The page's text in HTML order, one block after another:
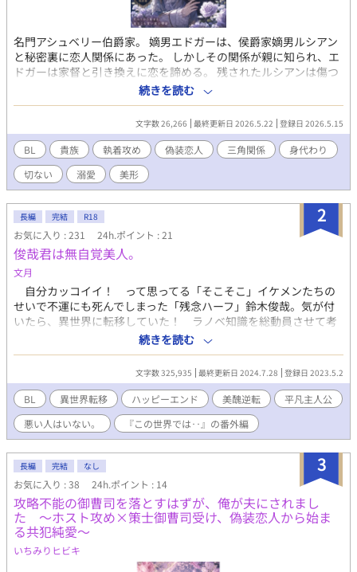
名門アシュベリー伯爵家。 嫡男エドガーは、侯爵家嫡男ルシアン
と秘密裏に恋人関係にあった。 しかしその関係が親に知られ、エ
ドガーは家督と引き換えに恋を諦める。 残されたルシアンは傷つ
き、社交界から姿を消した。 兄の苦しむ姿を見ていられなかった
弟レオンは、ある提案をする。 「兄上を忘れるまででいい。僕と
付き合いませんか」 それは兄を救うための、偽りの恋人関係だっ
た。 けれど。 兄の代わりとして見られながらも、レオンは次第に
ルシアンに惹かれていく。 そしてルシアンもまた、“似ている誰
か”ではなく、レオン自身を愛し始めてしまう。 これは、誰かの
代わりだった少年が、初めて“自分の恋”を選ぶ物語。
続きを読む
文字数 26,266 最終更新日 2026.5.22 登録日 2026.5.15
BL 貴族 執着攻め 偽装恋人 三角関係
身代わり
切ない
溺愛 美形
2
長編 完結 R18
お気に入り : 231 24h.ポイント : 21
俊哉君は無自覚美人。
文月
自分カッコイイ！ って思ってる「そこそこ」イケメンたちの
せいで不運にも死んでしまった「残念ハーフ」鈴木俊哉。気が付
いたら、異世界に転移していた！ ラノベ知識を総動員させて考
えた結果、この世界はどうやら美醜が元の世界とはどうも違う様
で‥。 とはいえ、自分は異世界人。変に目立って「異世界人
だ！ 売れば金になる！ 捕まえろ！ 」は避けたい！ 咄嗟に
路上で寝てる若者のローブを借りたら‥（借りただけです！ 絶
対いつか返します！ ）何故か若者（イケメン）に恋人の振りを
お願いされて？ 異世界的にはどうやらイケメンではないらしい
が元の世界では超絶イケメンとの偽装恋人生活だったはずなの
に、いつの間にかがっちり囲い込まれてるチョロい俊哉君の
happylife。 この世界では超美少年なんだけど、元々の自己評
価の低さからこの世界でも「イマイチ」枠だと思い込んでる俊
哉。独占欲満載のクラシルは、俊哉を手放したくなくってその誤
解をあえて解かない。 人間顔じゃなくって心だよね！ で、
happyな俊哉はその事実にいつ気付くのだろうか？ その時俊哉
は？ クラシルは？ そして、神様念願の王子様の幸せな結婚は
叶うのだろうか？ な、『この世界‥』番外編です。 ※ エ
ロもしくは、微エロ表現のある分には、タイトルに☆をつけま
続きを読む
文字数 325,935 最終更新日 2024.7.28 登録日 2023.5.2
BL 異世界転移 ハッピーエンド 美醜逆転
平凡主人公
悪い人はいない。
『この世界では‥』の番外編
3
長編 完結 なし
お気に入り : 38 24h.ポイント : 14
攻略不能の御曹司を落とすはずが、俺が夫にされまし
た ～ホスト攻め×策士御曹司受け、偽装恋人から始ま
る共犯純愛～
いちみりヒビキ